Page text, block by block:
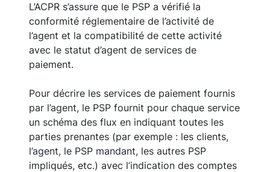
L’ACPR s’assure que le PSP a vérifié la
conformité réglementaire de l’activité de
l’agent et la compatibilité de cette activité
avec le statut d’agent de services de
paiement.
Pour décrire les services de paiement fournis
par l’agent, le PSP fournit pour chaque service
un schéma des flux en indiquant toutes les
parties prenantes (par exemple : les clients,
l’agent, le PSP mandant, les autres PSP
impliqués, etc.) avec l’indication des comptes